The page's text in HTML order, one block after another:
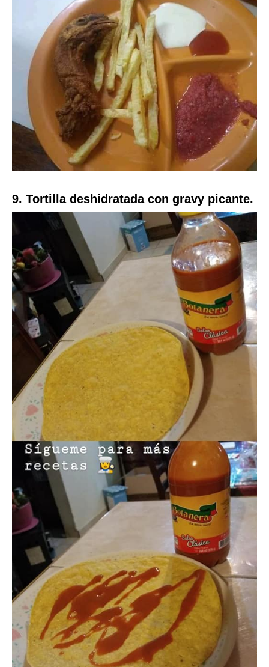
9. Tortilla deshidratada con gravy picante.